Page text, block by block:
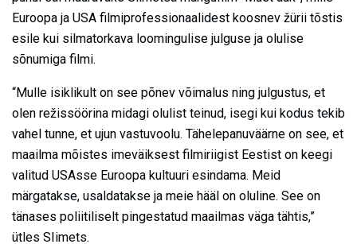
Euroopa ja USA filmiprofessionaalidest koosnev žürii tõstis
esile kui silmatorkava loomingulise julguse ja olulise
sõnumiga filmi.
“Mulle isiklikult on see põnev võimalus ning julgustus, et
olen režissöörina midagi olulist teinud, isegi kui kodus tekib
vahel tunne, et ujun vastuvoolu. Tähelepanuväärne on see, et
maailma mõistes imeväiksest filmiriigist Eestist on keegi
valitud USAsse Euroopa kultuuri esindama. Meid
märgatakse, usaldatakse ja meie hääl on oluline. See on
tänases poliitiliselt pingestatud maailmas väga tähtis,”
ütles SIimets.